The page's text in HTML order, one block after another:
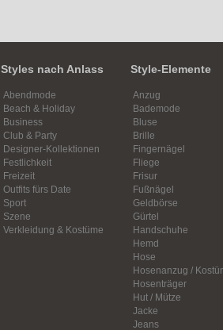
Styles nach Anlass
Abendmode
Beach & Holiday
Business
Club & Party
Designer-Kollektionen
Festlichkeit
Freizeit
Outfits fürs Date
Sport
Szene
Verkleidung & Kostüme
Style-Elemente
Anzug
Bademode
Bluse
Brille
Fingernägel
Fliege
Frisur
Fußnägel
Geldbörse
Gürtel
Handschuhe
Hemd
Hose
Hosenanzug /
Hosenträger
Hut / Mütze
Jacke
Jeans